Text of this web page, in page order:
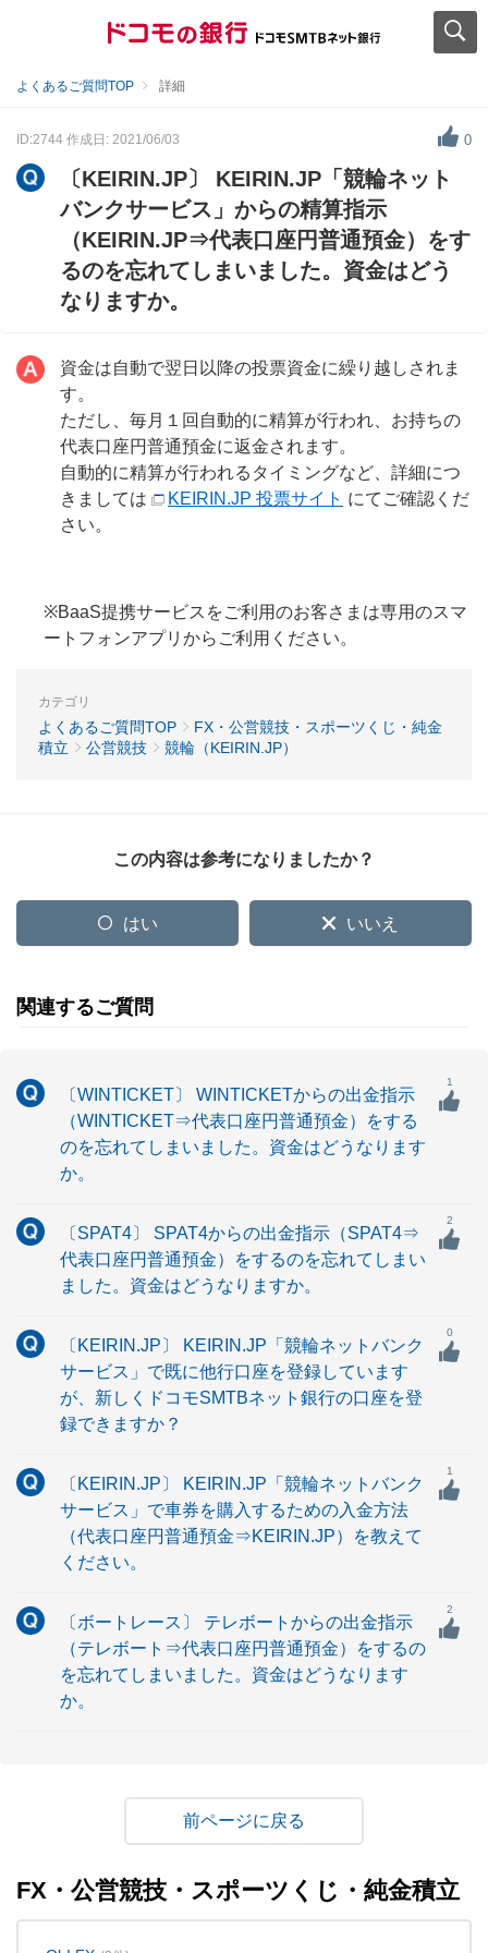
よくあるご質問TOP 詳細
ID:2744 作成日: 2021/06/03 0
〔KEIRIN.JP〕 KEIRIN.JP「競輪ネット
バンクサービス」からの精算指示
（KEIRIN.JP⇒代表口座円普通預金）をす
るのを忘れてしまいました。資金はどう
なりますか。
資金は自動で翌日以降の投票資金に繰り越しされま
す。
ただし、毎月１回自動的に精算が行われ、お持ちの
代表口座円普通預金に返金されます。
自動的に精算が行われるタイミングなど、詳細につ
きましては
KEIRIN.JP 投票サイト にてご確認くだ
さい。
※BaaS提携サービスをご利用のお客さまは専用のスマ
ートフォンアプリからご利用ください。
カテゴリ
よくあるご質問TOP
FX・公営競技・スポーツくじ・純金
積立
公営競技 競輪（KEIRIN.JP）
この内容は参考になりましたか？
はい いいえ
関連するご質問
〔WINTICKET〕 WINTICKETからの出金指示
（WINTICKET⇒代表口座円普通預金）をする
のを忘れてしまいました。資金はどうなります
か。
1
〔SPAT4〕 SPAT4からの出金指示（SPAT4⇒
代表口座円普通預金）をするのを忘れてしまい
ました。資金はどうなりますか。
2
〔KEIRIN.JP〕 KEIRIN.JP「競輪ネットバンク
サービス」で既に他行口座を登録しています
が、新しくドコモSMTBネット銀行の口座を登
録できますか？
0
〔KEIRIN.JP〕 KEIRIN.JP「競輪ネットバンク
サービス」で車券を購入するための入金方法
（代表口座円普通預金⇒KEIRIN.JP）を教えて
ください。
1
〔ボートレース〕 テレボートからの出金指示
（テレボート⇒代表口座円普通預金）をするの
を忘れてしまいました。資金はどうなります
か。
2
戻る
FX・公営競技・スポーツくじ・純金積立